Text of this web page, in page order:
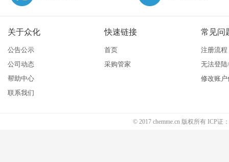
关于众化
公告公示
公司动态
帮助中心
联系我们
快速链接
首页
采购管家
常见问
注册流程
无法登
修改账户
© 2017 chemme.cn 版权所有 ICP证：